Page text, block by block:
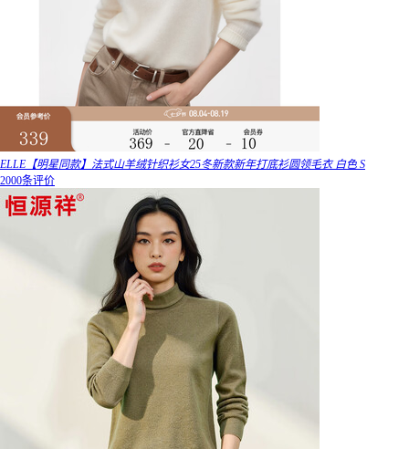
ELLE【明星同款】法式山羊绒针织衫女25冬新款新年打底衫圆领毛衣 白色 S
2000条评价